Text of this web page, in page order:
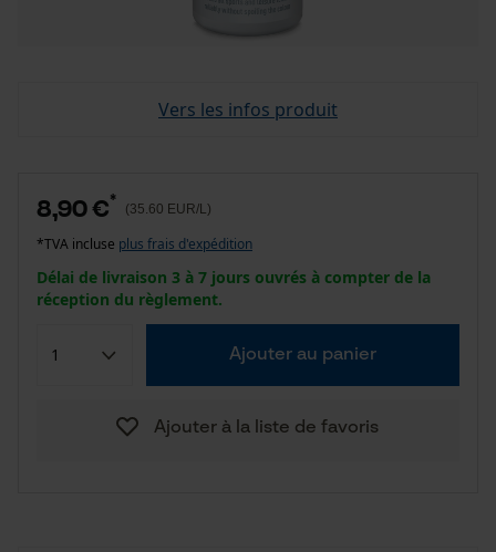
Vers les infos produit
8,90 €*
(35.60 EUR/L)
*TVA incluse plus frais d'expédition
Délai de livraison 3 à 7 jours ouvrés à compter de la
réception du règlement.
Ajouter au panier
Ajouter à la liste de favoris